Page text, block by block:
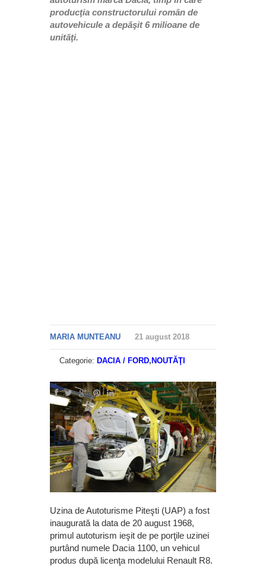
producţia constructorului român de
autovehicule a depăşit 6 milioane de
unităţi.
MARIA MUNTEANU 21 august 2018
Categorie: DACIA / FORD, NOUTĂŢI
Uzina de Autoturisme Piteşti (UAP) a fost
inaugurată la data de 20 august 1968,
primul autoturism ieşit de pe porţile uzinei
purtând numele Dacia 1100, un vehicul
produs după licenţa modelului Renault R8.